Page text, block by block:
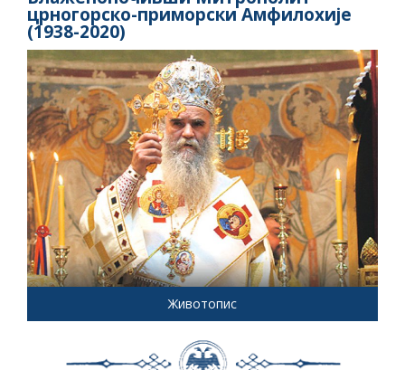
црногорско-приморски Амфилохије
(1938-2020)
Животопис